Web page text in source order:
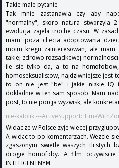
Takie male pytanie
Tak mnie zastanawia czy aby
"normalny", skoro natura stworzyla
ewolucja zajela troche czasu. W
mam (poza checia adoptowania
moim kregu zainteresowan, ale
takiej zdrowo rozsadkowej
ile sie tylko da, a to na
homoseksualistow, najdziwniejsze jest
to on nie jest "be" i jakie niskie IQ
dokladnie w ten sam sposob. Mam
post, to nie porcja wyzwisk, ale
nie-katolik ---
Widac ze w Polsce zyje wiecej
A widac to po komentarzach. Wezcie
zgaszonym swietle waszych tlustych
drogie homofoby. A film oczywiscie
INTELIGENTNYM.